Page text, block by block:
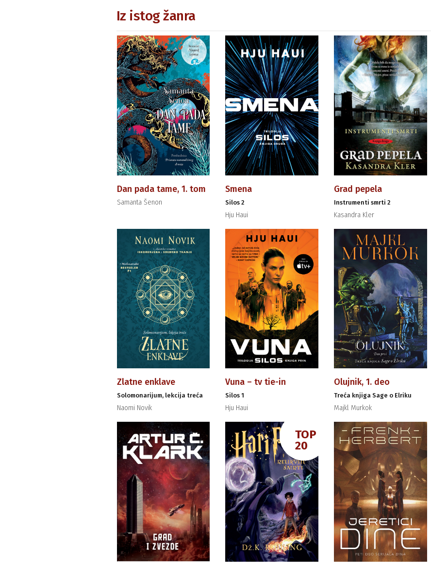
Iz istog žanra
Dan pada tame, 1. tom
Samanta Šenon
Smena
Silos 2
Hju Haui
Grad pepela
Instrumenti smrti 2
Kasandra Kler
Zlatne enklave
Solomonarijum, lekcija treća
Naomi Novik
Vuna – tv tie-in
Silos 1
Hju Haui
Olujnik, 1. deo
Treća knjiga Sage o Elriku
Majkl Murkok
TOP
20